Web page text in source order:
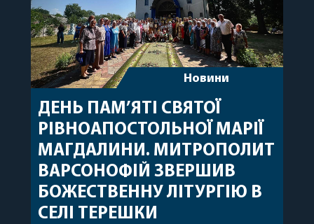
Новини
ДЕНЬ ПАМ’ЯТІ СВЯТОЇ
РІВНОАПОСТОЛЬНОЇ МАРІЇ
МАГДАЛИНИ. МИТРОПОЛИТ
ВАРСОНОФІЙ ЗВЕРШИВ
БОЖЕСТВЕННУ ЛІТУРГІЮ В
СЕЛІ ТЕРЕШКИ